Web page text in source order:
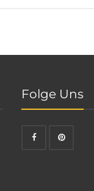
Folge Uns